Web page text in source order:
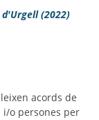
(2022)
acords de
i/o persones per